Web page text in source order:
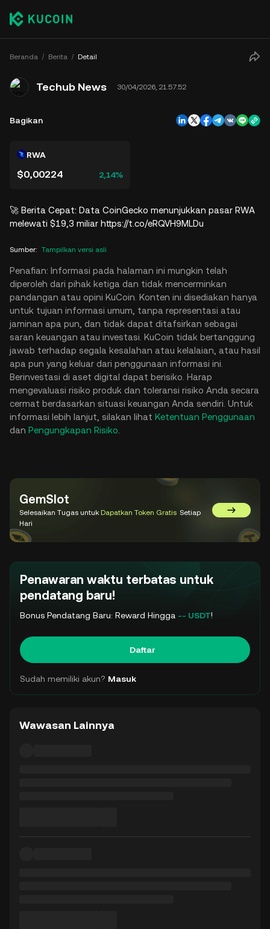
Beranda Berita Detail
Techub News 30/04/2026, 21.57.52
Bagikan
RWA
$0,00224 2,14%
🚀 Berita Cepat: Data CoinGecko menunjukkan pasar RWA
melewati $19,3 miliar https://t.co/eRQVH9MLDu
Sumber: Tampilkan versi asli
Penafian: Informasi pada halaman ini mungkin telah
diperoleh dari pihak ketiga dan tidak mencerminkan
pandangan atau opini KuCoin. Konten ini disediakan hanya
untuk tujuan informasi umum, tanpa representasi atau
jaminan apa pun, dan tidak dapat ditafsirkan sebagai
saran keuangan atau investasi. KuCoin tidak bertanggung
jawab terhadap segala kesalahan atau kelalaian, atau hasil
apa pun yang keluar dari penggunaan informasi ini.
Berinvestasi di aset digital dapat berisiko. Harap
mengevaluasi risiko produk dan toleransi risiko Anda secara
cermat berdasarkan situasi keuangan Anda sendiri. Untuk
informasi lebih lanjut, silakan lihat Ketentuan Penggunaan
dan Pengungkapan Risiko
GemSlot
Selesaikan Tugas untuk Dapatkan Token Gratis Setiap
Hari
Kunjungi
Penawaran waktu terbatas untuk
pendatang baru!
Bonus Pendatang Baru: Reward Hingga -- USDT!
Daftar
Sudah memiliki akun? Masuk
Wawasan Lainnya